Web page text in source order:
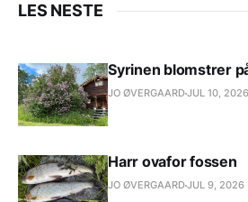
LES NESTE
Syrinen blomstrer
JO ØVERGAARDJUL 10, 2026
Harr ovafor fossen
JO ØVERGAARDJUL 9, 2026